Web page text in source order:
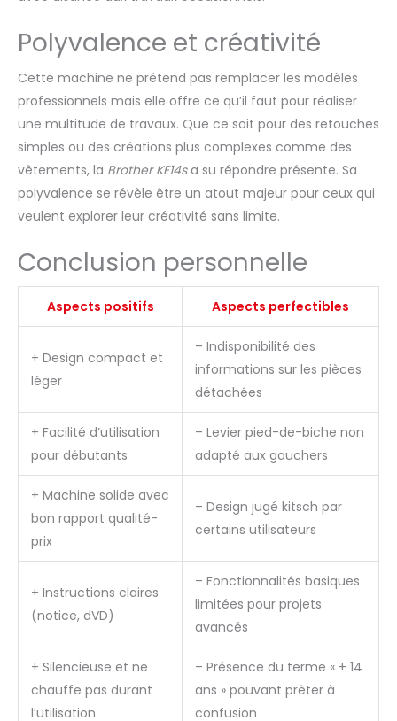
Polyvalence et créativité
Cette machine ne prétend pas remplacer les modèles
professionnels mais elle offre ce qu’il faut pour réaliser
une multitude de travaux. Que ce soit pour des retouches
simples ou des créations plus complexes comme des
vêtements, la Brother KE14sa su répondre présente. Sa
polyvalence se révèle être un atout majeur pour ceux qui
veulent explorer leur créativité sans limite.
Conclusion personnelle
Aspects positifs Aspects perfectibles
+ Design compact et
léger
– Indisponibilité des
informations sur les pièces
détachées
+ Facilité d’utilisation
pour débutants
– Levier pied-de-biche non
adapté aux gauchers
+ Machine solide avec
bon rapport qualité-
prix
– Design jugé kitsch par
certains utilisateurs
+ Instructions claires
(notice, dVD)
– Fonctionnalités basiques
limitées pour projets
avancés
+ Silencieuse et ne
chauffe pas durant
l’utilisation
– Présence du terme « + 14
ans » pouvant prêter à
confusion